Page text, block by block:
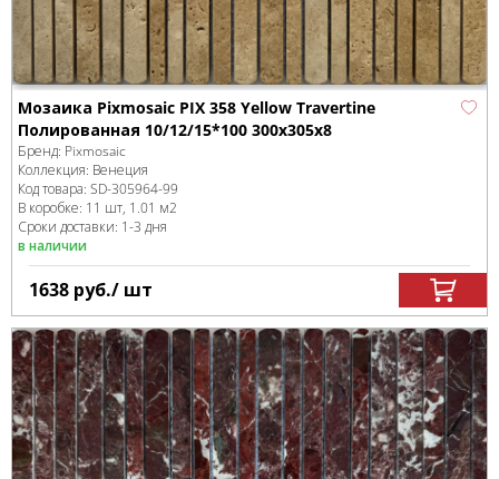
Мозаика Pixmosaic PIX 358 Yellow Travertine
Полированная 10/12/15*100 300х305x8
Бренд: Pixmosaic
Коллекция: Венеция
Код товара: SD-305964-99
В коробке: 11 шт, 1.01 м2
Сроки доставки: 1-3 дня
в наличии
1638 руб./ шт